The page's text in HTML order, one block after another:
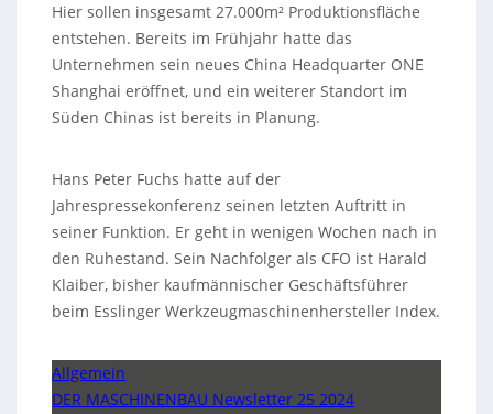
Hier sollen insgesamt 27.000m² Produktionsfläche
entstehen. Bereits im Frühjahr hatte das
Unternehmen sein neues China Headquarter ONE
Shanghai eröffnet, und ein weiterer Standort im
Süden Chinas ist bereits in Planung.
Hans Peter Fuchs hatte auf der
Jahrespressekonferenz seinen letzten Auftritt in
seiner Funktion. Er geht in wenigen Wochen nach in
den Ruhestand. Sein Nachfolger als CFO ist Harald
Klaiber, bisher kaufmännischer Geschäftsführer
beim Esslinger Werkzeugmaschinenhersteller Index.
Allgemein
DER MASCHINENBAU Newsletter 25 2024